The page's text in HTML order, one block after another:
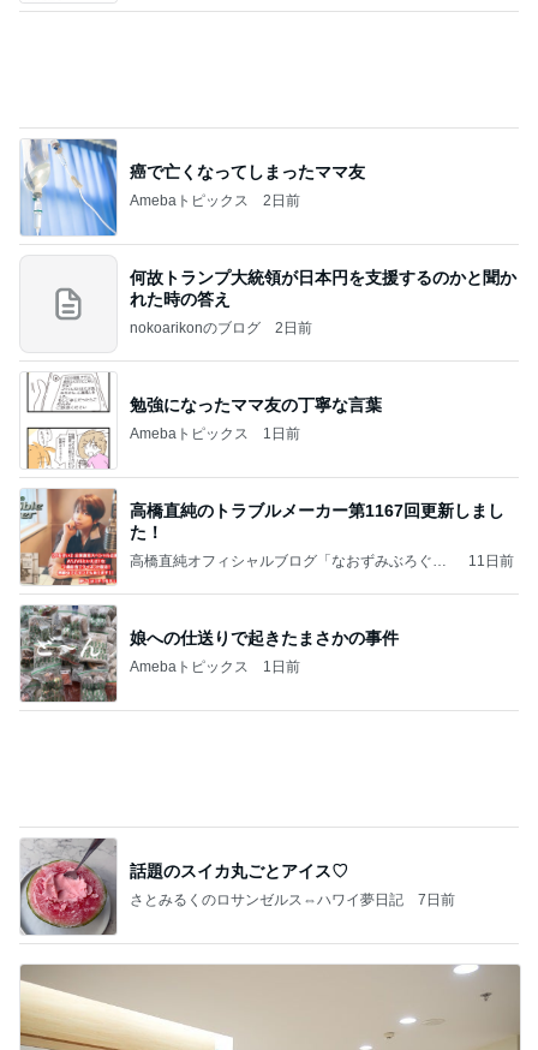
癌で亡くなってしまったママ友
Amebaトピックス 2日前
何故トランプ大統領が日本円を支援するのかと聞か
れた時の答え
nokoarikonのブログ 2日前
勉強になったママ友の丁寧な言葉
Amebaトピックス 1日前
高橋直純のトラブルメーカー第1167回更新しまし
た！
高橋直純オフィシャルブログ「なおずみぶろぐ」
11日前
娘への仕送りで起きたまさかの事件
Amebaトピックス 1日前
話題のスイカ丸ごとアイス♡
さとみるくのロサンゼルス⇔ハワイ夢日記 7日前